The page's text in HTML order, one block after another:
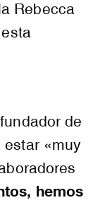
Rebecca
de
estar «muy
hemos